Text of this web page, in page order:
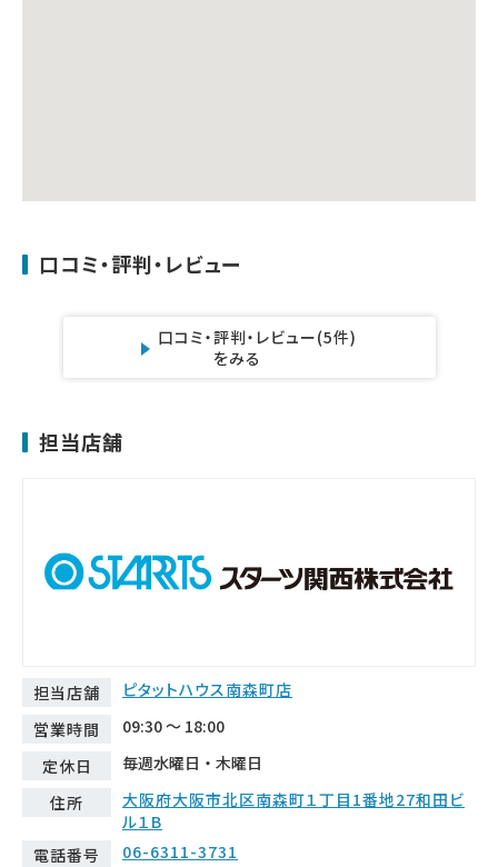
口コミ・評判・レビュー
口コミ・評判・レビュー
をみる
(5件)
担当店舗
担当店舗
ピタットハウス南森町店
営業時間
09:30 ～ 18:00
定休日
毎週水曜日・木曜日
住所
大阪府大阪市北区南森町１丁目1番地27和田ビ
ル１B
電話番号
06-6311-3731